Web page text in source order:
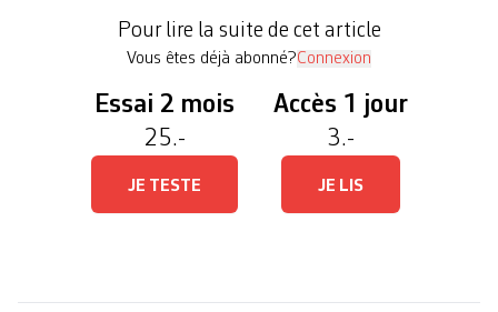
Ce grand communicateur […]
Pour lire la suite de cet article
Vous êtes déjà abonné?Connexion
Essai 2 mois
25.-
JE TESTE
Accès 1 jour
3.-
JE LIS